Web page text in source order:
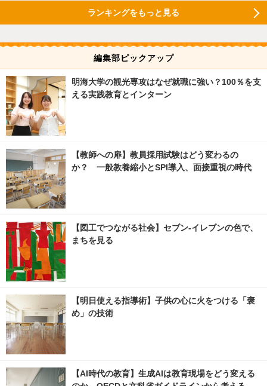
ランキングをもっと見る
編集部ピックアップ
明海大学の観光専攻はなぜ就職に強い？100％を支
える実践教育とインターン
【教師への扉】教員採用試験はどう変わるの
か？ 一般教養縮小とSPI導入、面接重視の時代
【図工でつながる社会】セブン‐イレブンの色で、
まちを見る
【明日使える指導術】子供の心に火をつける「褒
め」の技術
【AI時代の教育】生成AIは教育現場をどう変える